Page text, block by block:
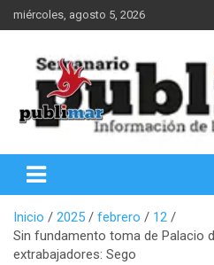
Saltar
al
miércoles, agosto 5, 2026
PubliMar
Inicio 2025 febrero
12
Sin fundamento toma de Palacio
extrabajadores: Sego